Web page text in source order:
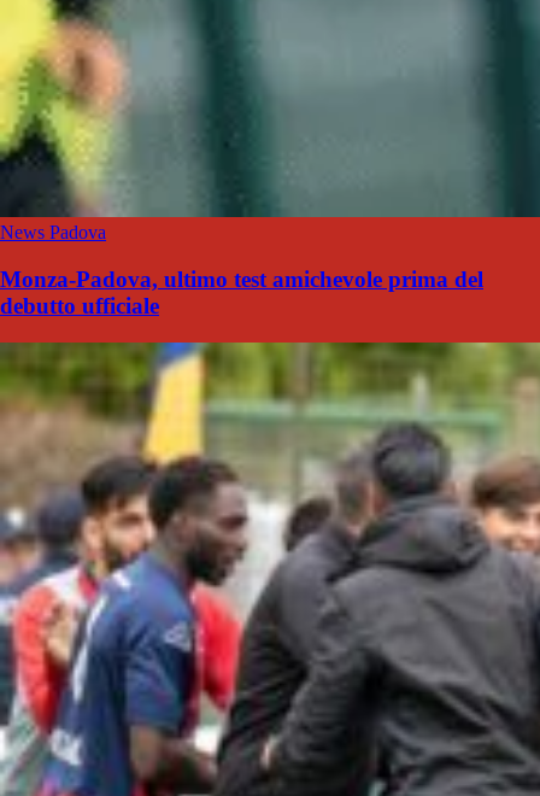
News Padova
Monza-Padova, ultimo test amichevole prima del
debutto ufficiale